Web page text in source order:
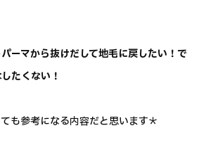
ーマから抜けだして地毛に戻したい！で
たくない！
も参考になる内容だと思います＊